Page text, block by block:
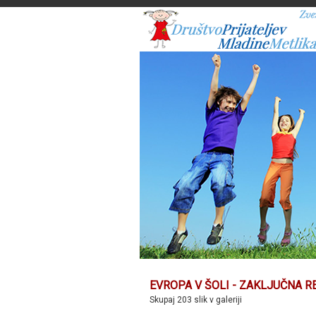
EVROPA V ŠOLI - ZAKLJUČNA
Skupaj 203 slik v galeriji